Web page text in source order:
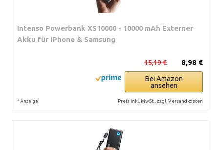
Intenso Powerbank XS10000 - 10000 mAh Externer
Akku für iPhone & Samsung
8,98 €
15,19 €
Bei Amazon
ansehen
* Anzeige Preis inkl. MwSt., zzgl. Versandkosten